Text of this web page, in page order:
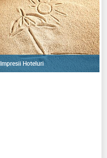
Impresii Hoteluri